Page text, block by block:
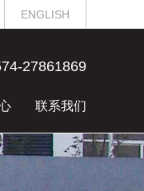
ENGLISH
27861869
联系我们